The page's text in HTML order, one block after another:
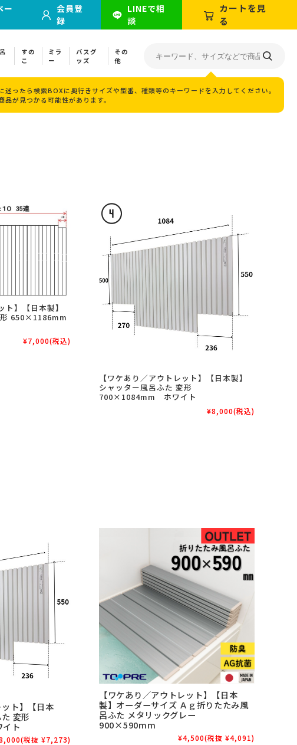
ー
会員登
録
LINEで相
談
カートを見
る
すの
こ
ミラ
ー
バスグ
ッズ
その
他
迷ったら検索BOXに奥行きサイズや型番、種類等のキーワードを入力してください。
品が見つかる可能性があります。
ト】【日本製】
650×1186mm
¥7,000(税込)
【ワケあり／アウトレット】【日本製】
シャッター風呂ふた 変形
700×1084mm ホワイト
¥8,000(税込)
ット】【日本
た 変形
ト
(税抜 ¥7,273)
【ワケあり／アウトレット】【日本
製】オーダーサイズ Ａｇ折りたたみ風
呂ふた メタリックグレー
900×590mm
¥4,500(税抜 ¥4,091)